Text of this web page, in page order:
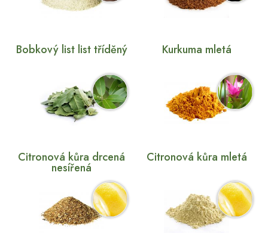
Bobkový list list tříděný Kurkuma mletá
Citronová kůra drcená
nesířená
Citronová kůra mletá